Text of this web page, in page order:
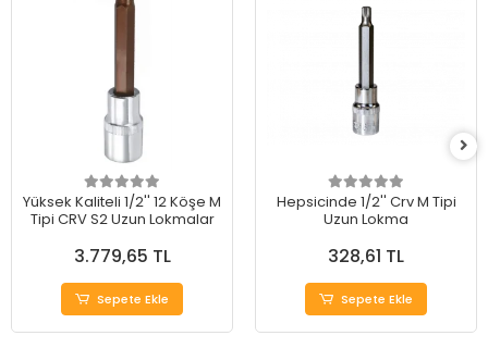
Yüksek Kaliteli 1/2'' 12 Köşe M
Tipi CRV S2 Uzun Lokmalar
3.779,65 TL
Sepete Ekle
Hepsicinde 1/2'' Crv M Tipi
Uzun Lokma
328,61 TL
Sepete Ekle